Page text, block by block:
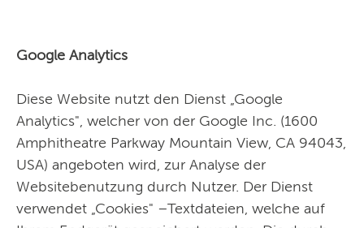
Google Analytics
Diese Website nutzt den Dienst „Google
Analytics", welcher von der Google Inc. (1600
Amphitheatre Parkway Mountain View, CA 94043,
USA) angeboten wird, zur Analyse der
Websitebenutzung durch Nutzer. Der Dienst
verwendet „Cookies" –Textdateien, welche auf